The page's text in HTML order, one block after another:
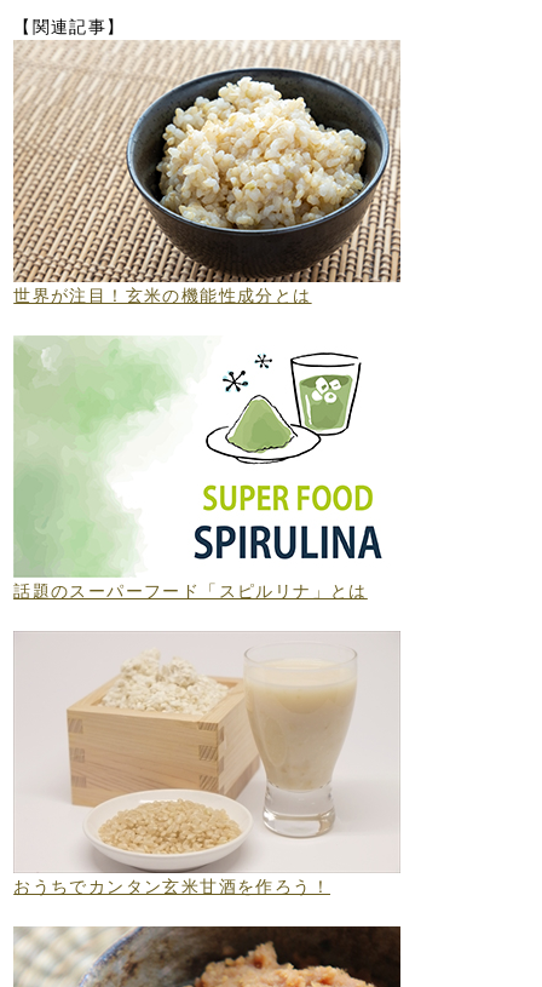
【関連記事】
世界が注目！玄米の機能性成分とは
話題のスーパーフード「スピルリナ」とは
おうちでカンタン玄米甘酒を作ろう！